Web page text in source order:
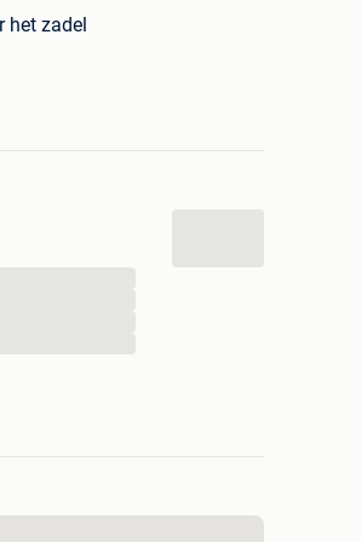
het zadel
tijd niet meer maar wel altijd